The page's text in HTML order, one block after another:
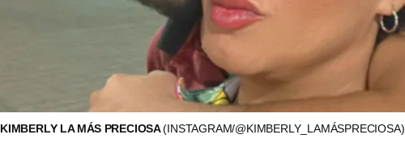
KIMBERLY LA MÁS PRECIOSA(INSTAGRAM/@KIMBERLY_LAMÁSPRECIOSA)